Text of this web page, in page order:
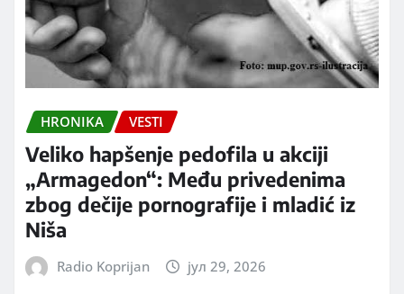
HRONIKA VESTI
Veliko hapšenje pedofila u akciji
„Armagedon“: Među privedenima
zbog dečije pornografije i mladić iz
Niša
Radio Koprijan јул 29, 2026